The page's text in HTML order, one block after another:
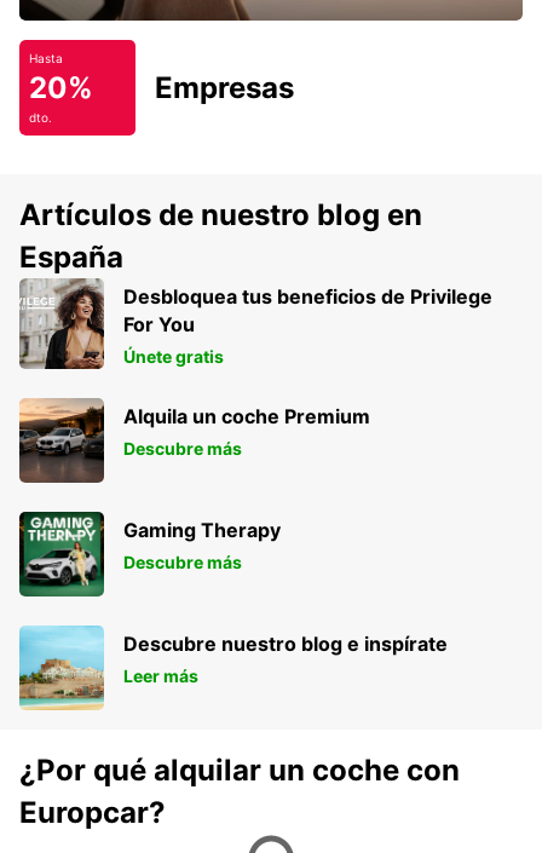
Hasta
20%
dto.
Empresas
Artículos de nuestro blog en
España
Desbloquea tus beneficios de Privilege
For You
Únete gratis
Alquila un coche Premium
Descubre más
Gaming Therapy
Descubre más
Descubre nuestro blog e inspírate
Leer más
¿Por qué alquilar un coche con
Europcar?